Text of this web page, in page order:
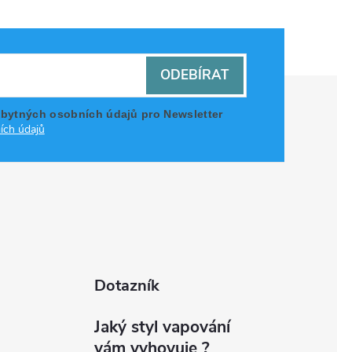
osobních údajů pro Newsletter
údajů
ODEBÍRAT
Dotazník
Jaký styl vapování